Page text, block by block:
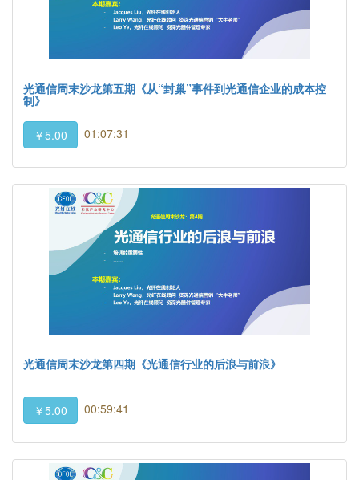
光通信周末沙龙第五期《从“封巢”事件到光通信企业的成本控
制》
￥5.00 01:07:31
光通信周末沙龙第四期《光通信行业的后浪与前浪》
￥5.00 00:59:41